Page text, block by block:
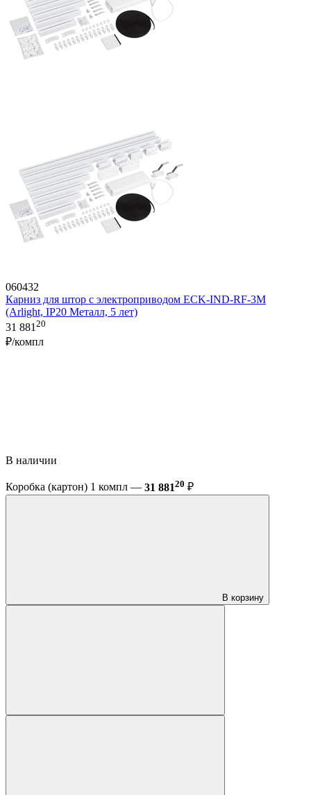
060432
Карниз для штор с электроприводом ECK-IND-RF-3M
(Arlight, IP20 Металл, 5 лет)
31 88120
₽/компл
В наличии
Коробка (картон) 1 компл — 31 88120 ₽
В корзину